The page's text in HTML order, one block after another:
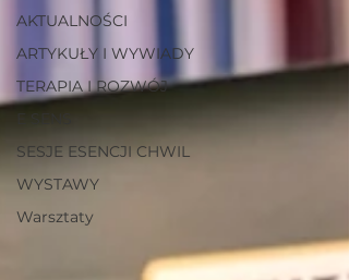
AKTUALNOŚCI
ARTYKUŁY I WYWIADY
TERAPIA I ROZWÓJ
E SENS
SESJE ESENCJI CHWIL
WYSTAWY
Warsztaty